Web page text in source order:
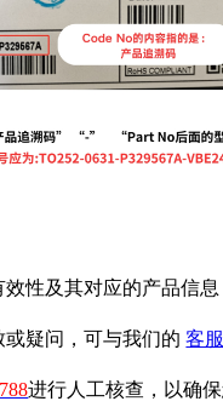
性及其对应的产品信息
或疑问，可与我们的客
进行人工核查，以确